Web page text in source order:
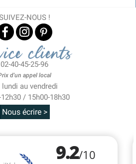
NOUS !
clients
02-40-45-25-96
d'un appel local
lundi au vendredi
/ 15h00-18h30
Nous écrire >